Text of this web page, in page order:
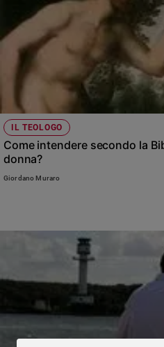
IL TEOLOGO
Come intendere secondo la
donna?
Giordano Muraro